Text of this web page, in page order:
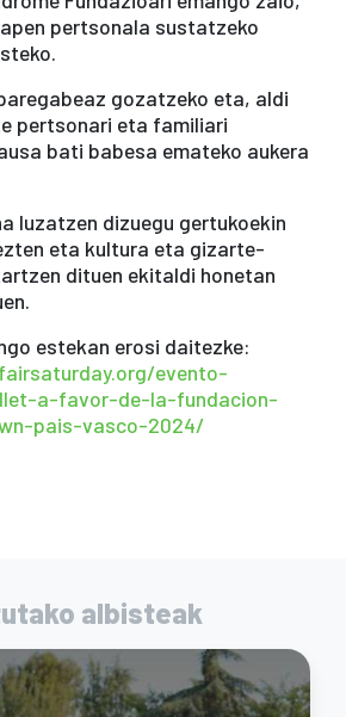
pertsonala sustatzeko
gozatzeko eta, aldi
pertsonari eta familiari
bati babesa emateko aukera
luzatzen dizuegu gertukoekin
eta kultura eta gizarte-
dituen ekitaldi honetan
estekan erosi daitezke:
evento-
a-favor-de-la-fundacion-
pais-vasco-2024/
albisteak